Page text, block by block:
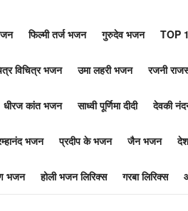
फिल्मी तर्ज भजन गुरुदेव भजन TOP
विचित्र भजन उमा लहरी भजन रजनी
धीरज कांत भजन साध्वी पूर्णिमा दीदी देवकी
भजन प्रदीप के भजन जैन भजन
भजन होली भजन लिरिक्स गरबा लिरिक्स